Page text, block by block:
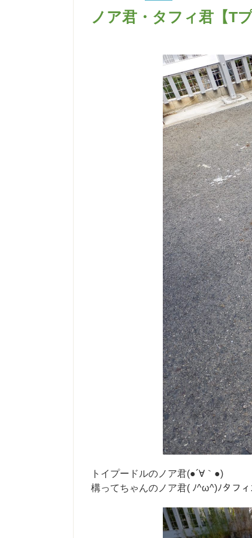
ノア君・タフィ君【T
トイプードルのノア君(●´∀｀●)
構ってちゃんのノア君( ﾉ^ω^)ﾉタフ